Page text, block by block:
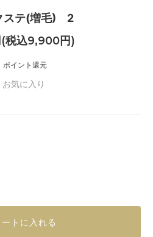
ステ(増毛) 2
税込9,900円)
ポイント還元
お気に入り
ートに入れる